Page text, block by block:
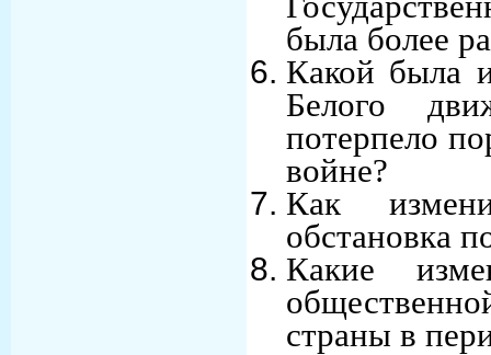
была более
Какой была
Белого
потерпело
войне?
Как
обстановка
Какие
страны в